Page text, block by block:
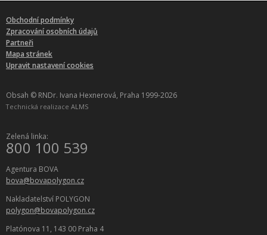
Obchodní podmínky
Zpracování osobních údajů
Partneři
Mapa stránek
Upravit nastavení cookies
Obsah © RNDr. Ivana Hexnerová, Praha 1999-2026
Technická realizace ALMS
Zelená linka:
800 100 539
Agentura BOVA
bova@bovapolygon.cz
Nakladatelství POLYGON
polygon@bovapolygon.cz
Platónova 11, 143 00 Praha 4